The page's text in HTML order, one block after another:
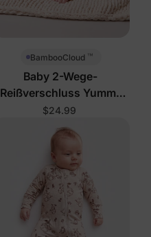
BambooCloud ™
Baby 2-Wege-
Reißverschluss Yummy
Food Strampler
$24.99